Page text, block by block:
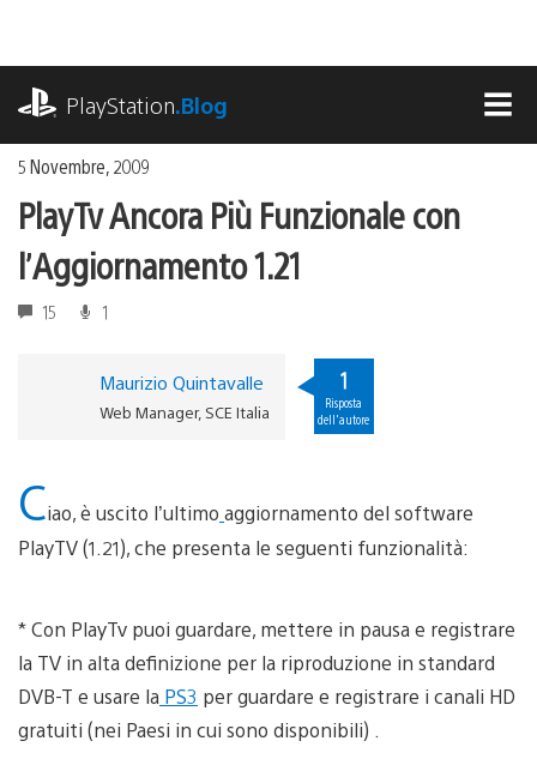
contenuto
PlayStation.Blog
5 Novembre, 2009
PlayTv Ancora Più Funzionale con
l’Aggiornamento 1.21
15 1
Maurizio Quintavalle
Web Manager, SCE Italia
1
Risposta
dell'autore
Ciao, è uscito l’ultimo aggiornamento del software
PlayTV (1.21), che presenta le seguenti funzionalità:
* Con PlayTv puoi guardare, mettere in pausa e registrare
la TV in alta definizione per la riproduzione in standard
DVB-T e usare la PS3 per guardare e registrare i canali HD
gratuiti (nei Paesi in cui sono disponibili) .